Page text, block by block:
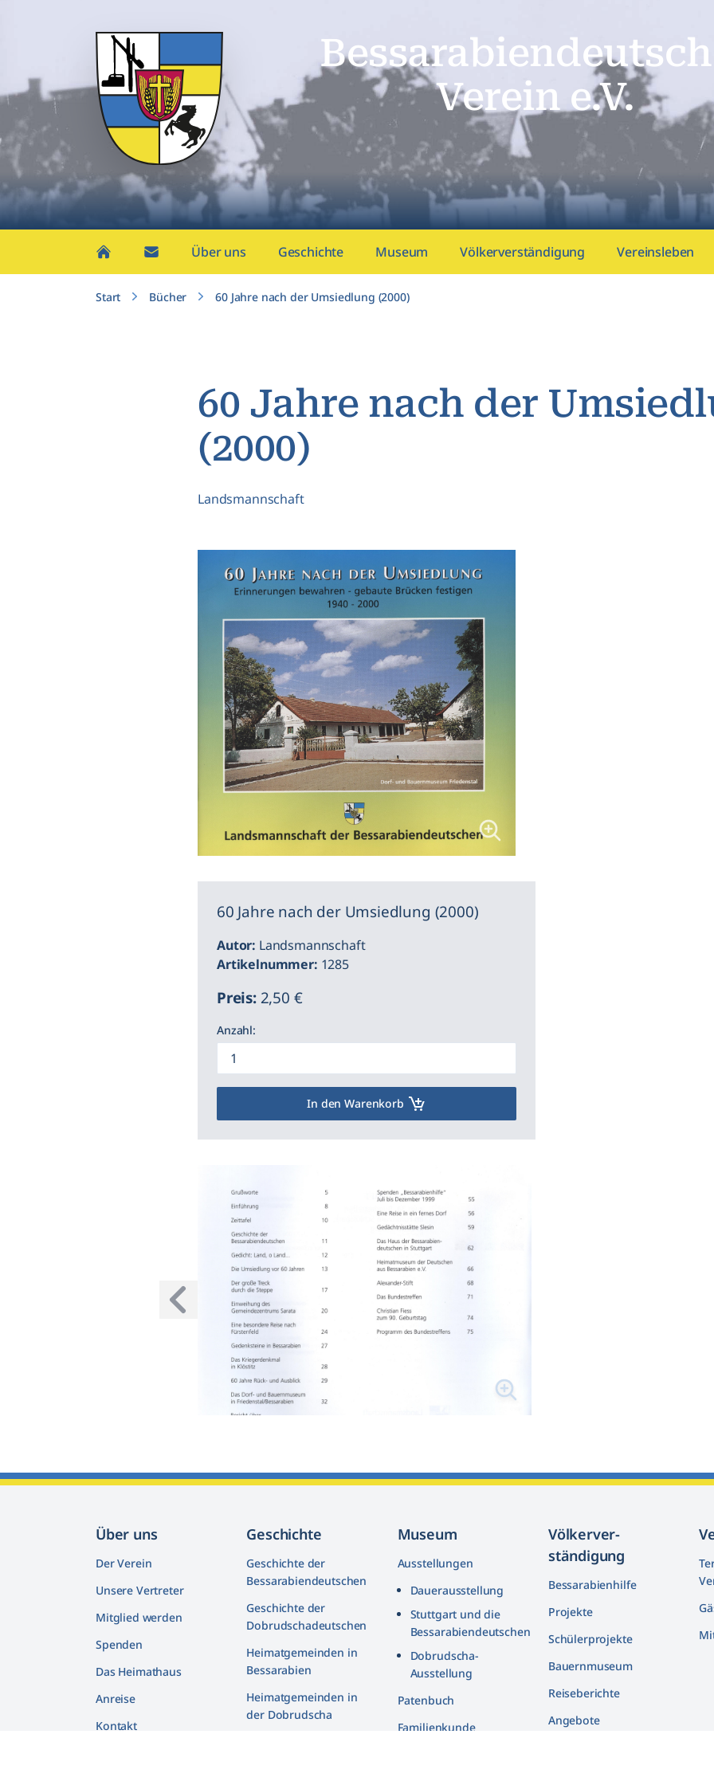
Verein e.V.
Über uns Geschichte Museum Völkerverständigung Vereinsleben
Start Bücher 60 Jahre nach der Umsiedlung (2000)
60 Jahre nach der
(2000)
Landsmannschaft
60 Jahre nach der Umsiedlung (2000)
Autor: Landsmannschaft
Artikelnummer: 1285
Preis:2,50 €
Anzahl:
In den Warenkorb
Voriges Bild
Über uns
Der Verein
Unsere Vertreter
Mitglied werden
Spenden
Das Heimathaus
Anreise
Kontakt
Geschichte
Geschichte der
Bessarabiendeutschen
Geschichte der
Dobrudschadeutschen
Heimatgemeinden in
Bessarabien
Heimatgemeinden in
der Dobrudscha
Museum
Ausstellungen
Dauerausstellung
Stuttgart und die
Bessarabiendeutschen
Dobrudscha­-
Ausstellung
Patenbuch
Familienkunde
Völkerver­
ständigung
Bessarabienhilfe
Projekte
Schülerprojekte
Bauernmuseum
Reiseberichte
Angebote